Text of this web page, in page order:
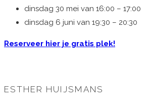
dinsdag 30 mei van 16:00 – 17:00
dinsdag 6 juni van 19:30 – 20:30
Reserveer hier je gratis plek!
ESTHER HUIJSMANS